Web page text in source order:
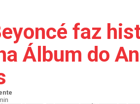
faz
Álbum do